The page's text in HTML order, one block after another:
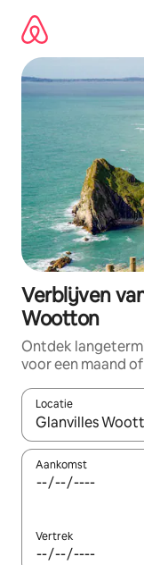
direct
naar
inhoud
Verblijven
Wootton
Ontdek
voor een maand
Locatie
Wanneer er
Aankomst
Vertrek